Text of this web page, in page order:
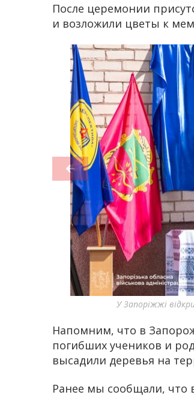
После церемонии
и возложили цветы к
У Запоріжжі
Напомним, что в
погибших учеников и
высадили деревья на
Ранее мы сообщали, что